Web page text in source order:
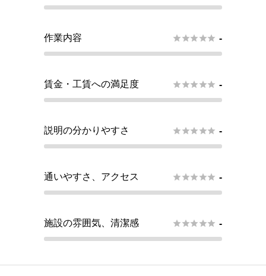
作業内容  -
賃金・工賃への満足度  -
説明の分かりやすさ  -
通いやすさ、アクセス  -
施設の雰囲気、清潔感  -